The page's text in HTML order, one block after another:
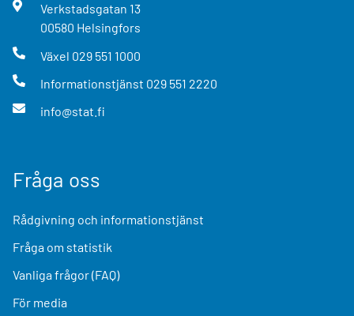
Verkstadsgatan 13
00580 Helsingfors
Växel 029 551 1000
Informationstjänst 029 551 2220
info@stat.fi
Fråga oss
Rådgivning och informationstjänst
Fråga om statistik
Vanliga frågor (FAQ)
För media